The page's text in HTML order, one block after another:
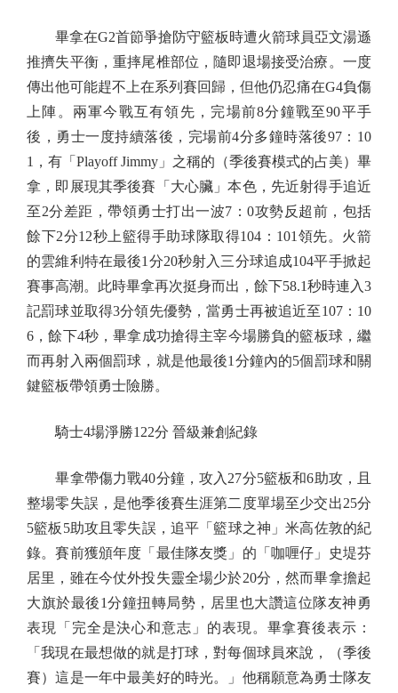
畢拿在G2首節爭搶防守籃板時遭火箭球員亞文湯遜
推擠失平衡，重摔尾椎部位，隨即退場接受治療。一度
傳出他可能趕不上在系列賽回歸，但他仍忍痛在G4負傷
上陣。兩軍今戰互有領先，完場前8分鐘戰至90平手
後，勇士一度持續落後，完場前4分多鐘時落後97：10
1，有「Playoff Jimmy」之稱的（季後賽模式的占美）畢
拿，即展現其季後賽「大心臟」本色，先近射得手追近
至2分差距，帶領勇士打出一波7：0攻勢反超前，包括
餘下2分12秒上籃得手助球隊取得104：101領先。火箭
的雲維利特在最後1分20秒射入三分球追成104平手掀起
賽事高潮。此時畢拿再次挺身而出，餘下58.1秒時連入3
記罰球並取得3分領先優勢，當勇士再被追近至107：10
6，餘下4秒，畢拿成功搶得主宰今場勝負的籃板球，繼
而再射入兩個罰球，就是他最後1分鐘內的5個罰球和關
鍵籃板帶領勇士險勝。
騎士4場淨勝122分 晉級兼創紀錄
畢拿帶傷力戰40分鐘，攻入27分5籃板和6助攻，且
整場零失誤，是他季後賽生涯第二度單場至少交出25分
5籃板5助攻且零失誤，追平「籃球之神」米高佐敦的紀
錄。賽前獲頒年度「最佳隊友獎」的「咖喱仔」史堤芬
居里，雖在今仗外投失靈全場少於20分，然而畢拿擔起
大旗於最後1分鐘扭轉局勢，居里也大讚這位隊友神勇
表現「完全是決心和意志」的表現。畢拿賽後表示：
「我現在最想做的就是打球，對每個球員來說，（季後
賽）這是一年中最美好的時光。」他稱願意為勇士隊友